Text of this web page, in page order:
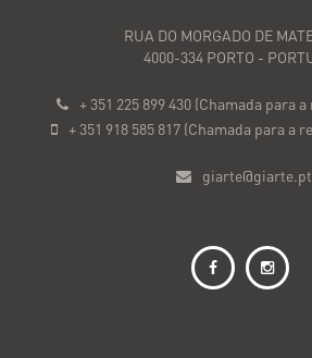
RUA DO MORGADO DE
4000-334 PORTO -
+ 351 225 899 430 (Chamada para
+ 351 918 585 817 (Chamada para a
giarte@giarte.pt